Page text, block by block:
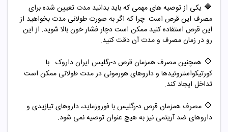
🔷 یکی از توصیه های مهمی که باید بدانید مدت تعیین شده برای
مصرف این قرص است. چرا که اگر به صورت طولانی مدت بخواهید از
این قرص استفاده کنید ممکن است دچار فشار خون بالا شوید. از این
رو در زمان مصرف و مدت آن دقت کنید.
🔷 همچنین مصرف همزمان قرص د-رگلیس ایران داروک با
کورتیکواستروئیدها و داروهای هورمونی در مدت طولانی ممکن است
تداخل ایجاد کند.
🔷 مصرف همزمان قرص د-رگلیس با فوروزماید، داروهای تیازیدی و
داروهای ضد آریتمی نیز به هیچ عنوان توصیه نمی شود.